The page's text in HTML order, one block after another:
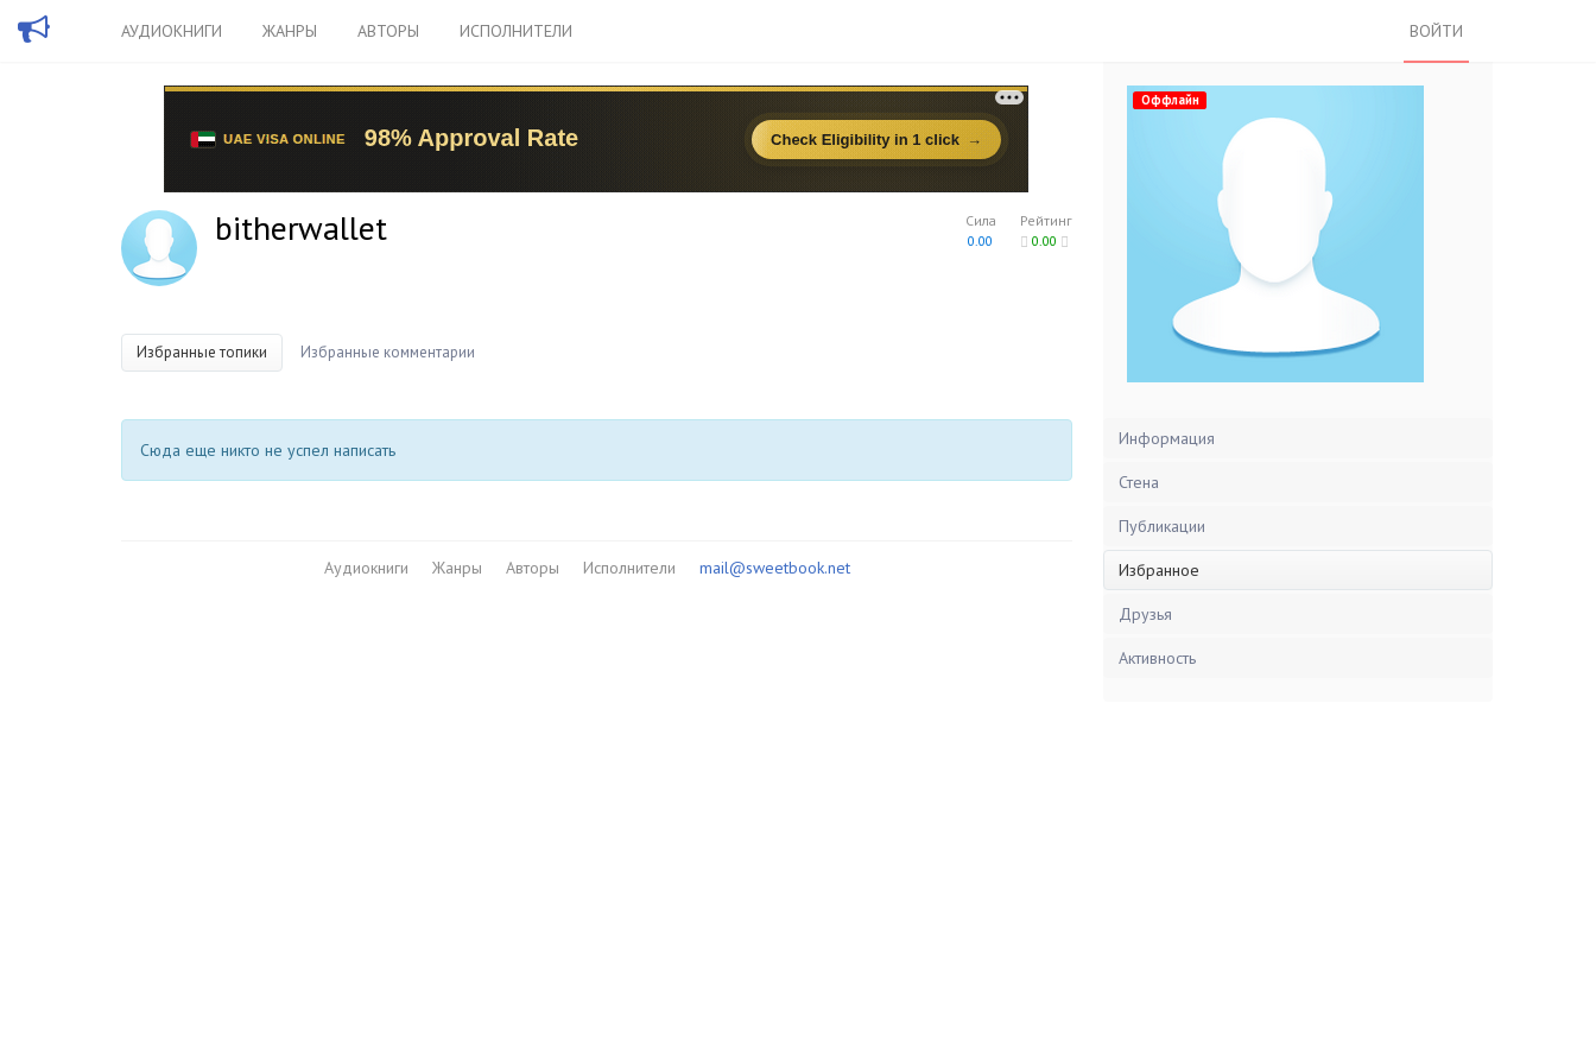
АУДИОКНИГИ ЖАНРЫ АВТОРЫ ИСПОЛНИТЕЛИ ВОЙТИ
Рейтинг
0.00
Сила
0.00
bitherwallet
Избранные топики Избранные комментарии
Сюда еще никто не успел написать
Аудиокниги Жанры Авторы Исполнители mail@sweetbook.net
Оффлайн
Информация
Стена
Публикации
Избранное
Друзья
Активность